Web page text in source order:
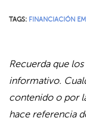
TAGS: FINANCIACIÓN
Recuerda que
informativo.
contenido o por
hace referencia